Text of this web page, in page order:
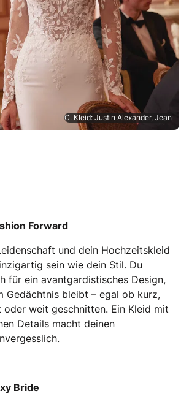
C. Kleid: Justin Alexander, Jean
Forward
und dein Hochzeitskleid
sein wie dein Stil. Du
für ein avantgardistisches Design,
Gedächtnis bleibt – egal ob kurz,
weit geschnitten. Ein Kleid mit
Details macht deinen
Bride